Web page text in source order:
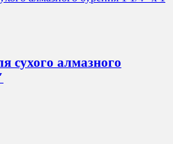
сухого алмазного